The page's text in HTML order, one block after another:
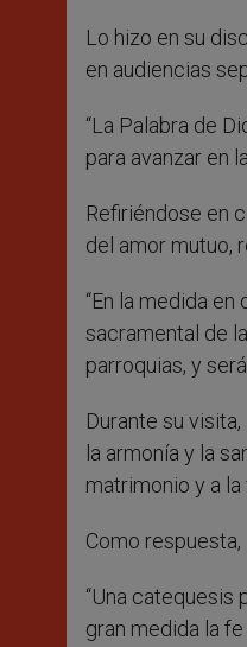
Lo hizo en su
en audiencias
“La Palabra de
para avanzar en
Refiriéndose en
del amor mutuo,
“En la medida
sacramental de
parroquias, y
Durante su
la armonía y la
matrimonio y a la
Como
“Una catequesis
gran medida la